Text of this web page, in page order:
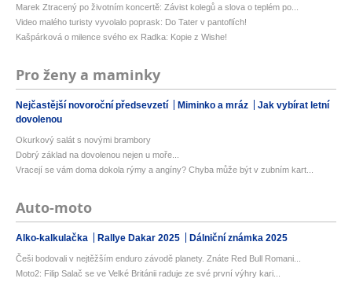
Marek Ztracený po životním koncertě: Závist kolegů a slova o teplém po...
Video malého turisty vyvolalo poprask: Do Tater v pantoflích!
Kašpárková o milence svého ex Radka: Kopie z Wishe!
Pro ženy a maminky
Nejčastější novoroční předsevzetí Miminko a mráz
Jak vybírat letní
dovolenou
Okurkový salát s novými brambory
Dobrý základ na dovolenou nejen u moře...
Vracejí se vám doma dokola rýmy a angíny? Chyba může být v zubním kart...
Auto-moto
Alko-kalkulačka Rallye Dakar 2025 Dálniční známka 2025
Češi bodovali v nejtěžším enduro závodě planety. Znáte Red Bull Romani...
Moto2: Filip Salač se ve Velké Británii raduje ze své první výhry kari...